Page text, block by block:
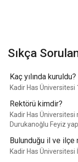
Sıkça
Kaç yılında kuruldu?
Kadir Has Üniversitesi
Rektörü kimdir?
Kadir Has
Durukanoğlu Feyiz
Bulunduğu il ve ilçe
Kadir Has